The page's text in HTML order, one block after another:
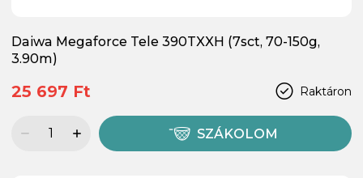
Daiwa Megaforce Tele 390TXXH (7sct, 70-150g,
3.90m)
Raktáron
25 697 Ft
SZÁKOLOM